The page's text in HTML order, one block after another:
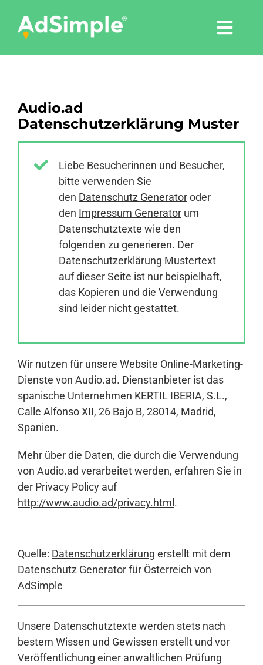
content
Tools
Pressemitteilungen
Anmelden
Audio.ad
Datenschutzerklärung Muster
Liebe Besucherinnen und Besucher,
bitte verwenden Sie
den Datenschutz Generatoroder
den Impressum Generator um
Datenschutztexte wie den
folgenden zu generieren. Der
Datenschutzerklärung Mustertext
auf dieser Seite ist nur beispielhaft,
das Kopieren und die Verwendung
sind leider nicht gestattet.
Wir nutzen für unsere Website Online-Marketing-
Dienste von Audio.ad. Dienstanbieter ist das
spanische Unternehmen KERTIL IBERIA, S.L.,
Calle Alfonso XII, 26 Bajo B, 28014, Madrid,
Spanien.
Mehr über die Daten, die durch die Verwendung
von Audio.ad verarbeitet werden, erfahren Sie in
der Privacy Policy auf
http://www.audio.ad/privacy.html .
Quelle: Datenschutzerklärung erstellt mit dem
Datenschutz Generator für Österreich von
AdSimple
Unsere Datenschutztexte werden stets nach
bestem Wissen und Gewissen erstellt und vor
Veröffentlichung einer anwaltlichen Prüfung